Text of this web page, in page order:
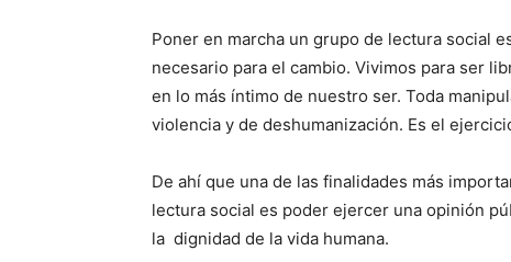
Poner en marcha un grupo de lectura social
necesario para el cambio. Vivimos para ser
en lo más íntimo de nuestro ser. Toda
violencia y de deshumanización. Es el
De ahí que una de las finalidades más
lectura social es poder ejercer una opinión
la dignidad de la vida humana.